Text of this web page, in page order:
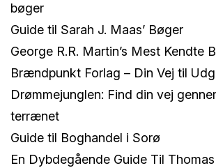
bøger
Guide til Sarah J. Maas’ Bøger
George R.R. Martin’s Mest Kendte
Brændpunkt Forlag – Din Vej til
Drømmejunglen: Find din vej
terrænet
Guide til Boghandel i Sorø
En Dybdegående Guide Til